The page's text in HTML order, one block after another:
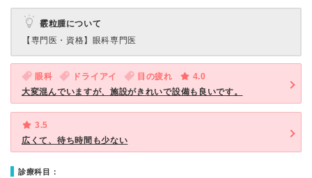
霰粒腫について
【専門医・資格】 眼科専門医
眼科 ドライアイ 目の疲れ
4.0
大変混んでいますが、施設がきれいで設備も良いです。
3.5
広くて、待ち時間も少ない
診療科目：